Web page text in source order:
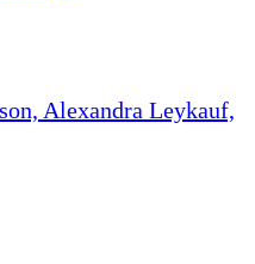
Alexandra Leykauf,